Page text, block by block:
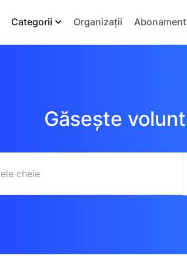
Categorii Organizații
Găsește